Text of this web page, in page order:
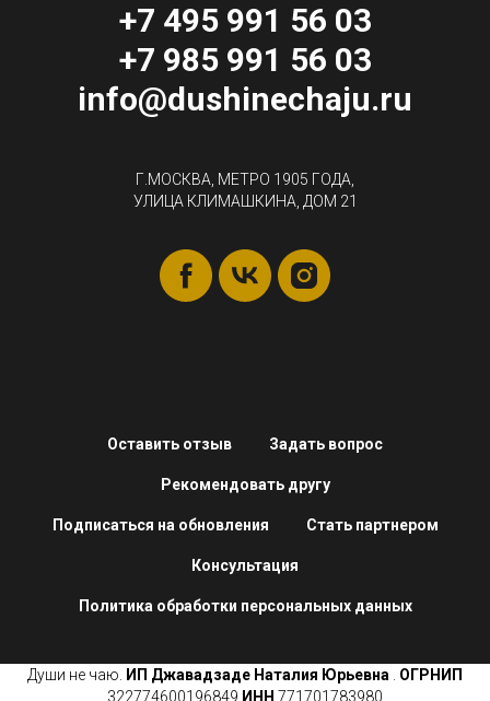
+7 495 991 56 03
+7 985 991 56 03
info@dushinechaju.ru
Г.МОСКВА, МЕТРО 1905 ГОДА,
УЛИЦА КЛИМАШКИНА, ДОМ 21
Оставить отзыв Задать вопрос
Рекомендовать другу
Подписаться на обновления Стать партнером
Консультация
Политика обработки персональных данных
Души не чаю. ИП Джавадзаде Наталия Юрьевна . ОГРНИП
322774600196849 ИНН 771701783980